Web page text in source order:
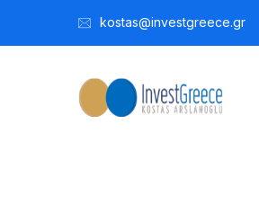
kostas@investgreece.gr